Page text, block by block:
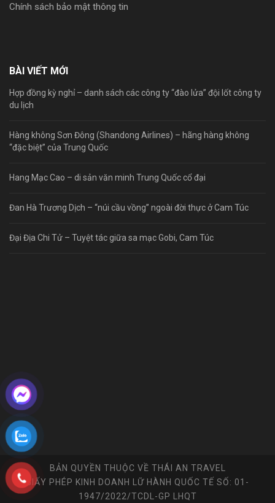
Chính sách bảo mật thông tin
BÀI VIẾT MỚI
Hợp đồng kỳ nghỉ – danh sách các công ty “đào lửa” đội lốt công ty
du lịch
Hàng không Sơn Đông (Shandong Airlines) – hãng hàng không
“đặc biệt” của Trung Quốc
Hang Mạc Cao – di sản văn minh Trung Quốc cổ đại
Đan Hà Trương Dịch – “núi cầu vồng” ngoài đời thực ở Cam Túc
Đại Địa Chi Tử – Tuyệt tác giữa sa mạc Gobi, Cam Túc
BẢN QUYỀN THUỘC VỀ THÁI AN TRAVEL
GIẤY PHÉP KINH DOANH LỮ HÀNH QUỐC TẾ SỐ: 01-
1947/2022/TCDL-GP LHQT